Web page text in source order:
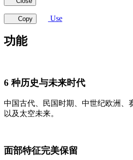
Copy Use
功能
6 种历史与未来时代
中国古代、民国时期、中世纪欧洲、
以及太空未来。
面部特征完美保留